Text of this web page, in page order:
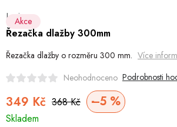
Akční ceny
Půjčovna Kontaktuje nás
Obchodní
Vrácení a reklamace
Podmínky ochrany
Obchodní podmínky pro podnikatele
368 Kč –5 %
349 Kč
Měrná
Skladem
Levior
Řezačka dlažby 300mm
Řezačka dlažby o rozměru 300 mm. Více
Akce
Neohodnoceno Podrobnosti